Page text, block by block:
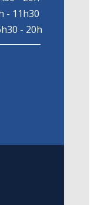
- 11h30
- 20h